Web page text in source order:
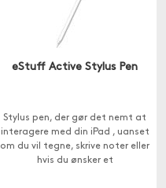
eStuff Active Stylus Pen
Stylus pen, der gør det nemt at
interagere med din iPad , uanset
om du vil tegne, skrive noter eller
hvis du ønsker et